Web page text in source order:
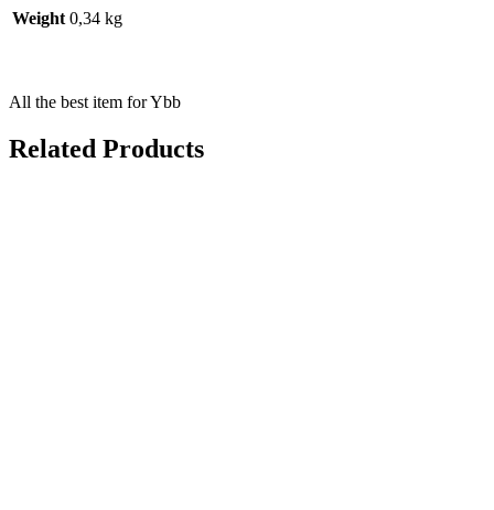
Weight 0,34 kg
All the best item for Ybb
Related Products